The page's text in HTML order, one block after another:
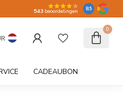
543 beoordelingen 8.5
0
CADEAUBON